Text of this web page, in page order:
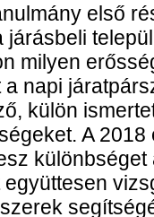
első
járásbeli
milyen
a napi
külön
A